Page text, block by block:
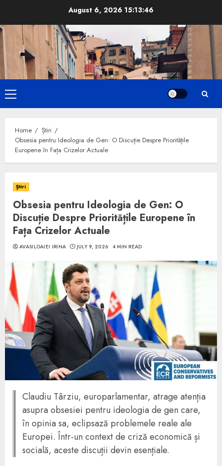
content
August 6, 202615:13:47
Primary
Menu
Home
Știri
Obsesia pentru Ideologia de Gen: O Discuție Despre Prioritățile
Europene în Fața Crizelor Actuale
Știri
Obsesia pentru Ideologia de Gen: O
Discuție Despre Prioritățile Europene în
Fața Crizelor Actuale
AVASILOAIEI IRINA JULY 9, 2026 4 MIN READ
Claudiu Târziu, europarlamentar, atrage atenția
asupra obsesiei pentru ideologia de gen care,
în opinia sa, eclipsază problemele reale ale
Europei. Într-un context de criză economică și
socială, aceste discuții devin esențiale.